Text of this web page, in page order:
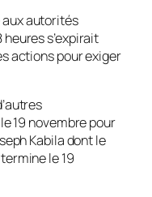
aux autorités
s’expirait
actions pour exiger
19 novembre pour
Kabila dont le
le 19